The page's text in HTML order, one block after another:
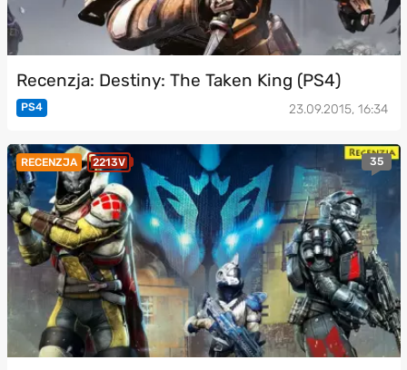
Recenzja: Destiny: The Taken King (PS4)
PS4 23.09.2015, 16:34
RECENZJA 2213V 35